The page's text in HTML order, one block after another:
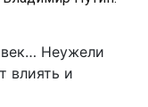
Неужели
влиять и